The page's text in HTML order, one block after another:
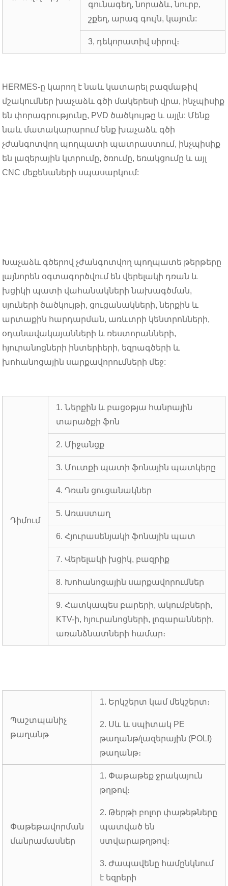
գունագեղ, նորաձև, նուրբ,
շքեղ, արագ գույն, կայուն:
3, դեկորատիվ սիրով։
HERMES-ը կարող է նաև կատարել բազմաթիվ
մշակումներ խաչաձև գծի մակերեսի վրա, ինչպիսիք
են փորագրությունը, PVD ծածկույթը և այլն: Մենք
նաև մատակարարում ենք խաչաձև գծի
չժանգոտվող պողպատի պատրաստում, ինչպիսիք
են լազերային կտրումը, ծռումը, եռակցումը և այլ
CNC մեքենաների սպասարկում:
Խաչաձև գծերով չժանգոտվող պողպատե թերթերը
լայնորեն օգտագործվում են վերելակի դռան և
խցիկի պատի վահանակների նախագծման,
սյուների ծածկույթի, ցուցանակների, ներքին և
արտաքին հարդարման, առևտրի կենտրոնների,
օդանավակայանների և ռեստորանների,
հյուրանոցների ինտերիերի, եզրագծերի և
խոհանոցային սարքավորումների մեջ:
Դիմում
1. Ներքին և բացօթյա հանրային
տարածքի ֆոն
2. Միջանցք
3. Մուտքի պատի ֆոնային պատկերը
4. Դռան ցուցանակներ
5. Առաստաղ
6. Հյուրասենյակի ֆոնային պատ
7. Վերելակի խցիկ, բազրիք
8. Խոհանոցային սարքավորումներ
9. Հատկապես բարերի, ակումբների,
KTV-ի, հյուրանոցների, լոգարանների,
առանձնատների համար։
Պաշտպանիչ
թաղանթ
1. Երկշերտ կամ մեկշերտ։
2. Սև և սպիտակ PE
թաղանթ/լազերային (POLI)
թաղանթ։
Փաթեթավորման
մանրամասներ
1. Փաթաթեք ջրակայուն
թղթով։
2. Թերթի բոլոր փաթեթները
պատված են
ստվարաթղթով։
3. Ժապավենը համընկնում
է եզրերի